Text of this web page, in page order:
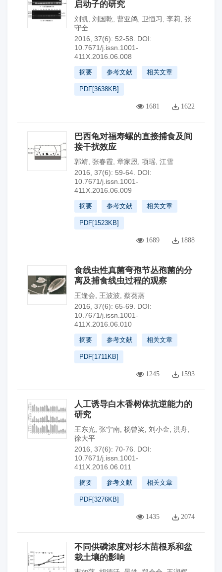
启动子的研究
刘凯 刘国乾 曹亚鸽 卫恒习 李莉 张
守全
2016, 37(6): 52-58.
DOI:
10.7671/j.issn.1001-
411X.2016.06.008
摘要 参考文献 相关文章
PDF[3638KB]
1681 1622
巴西龟对福寿螺的直接捕食及间
接干扰效应
郭靖 张春霞 章家恩 项瑶 江雪
2016, 37(6): 59-64. DOI:
10.7671/j.issn.1001-
411X.2016.06.009
摘要 参考文献 相关文章
PDF[1523KB]
1689 1888
食线虫性真菌弯孢节丛孢菌的分
离及捕食线虫过程的观察
王逢会 王波波 蔡葵蒸
2016, 37(6): 65-69.
DOI:
10.7671/j.issn.1001-
411X.2016.06.010
摘要 参考文献 相关文章
PDF[1711KB]
1245 1593
人工诱导白木香树体抗逆能力的
研究
王东光 张宁南 杨曾奖 刘小金 洪舟
徐大平
2016, 37(6): 70-76.
DOI:
10.7671/j.issn.1001-
411X.2016.06.011
摘要 参考文献 相关文章
PDF[3276KB]
1435 2074
不同供磷浓度对杉木苗根系和盆
栽土壤的影响